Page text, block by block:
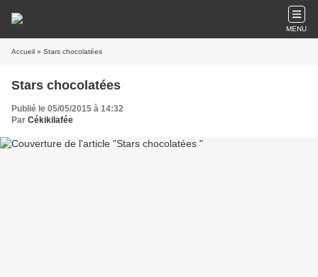
MENU
Accueil » Stars chocolatées
Stars chocolatées
Publié le 05/05/2015 à 14:32
Par Cékikilafée